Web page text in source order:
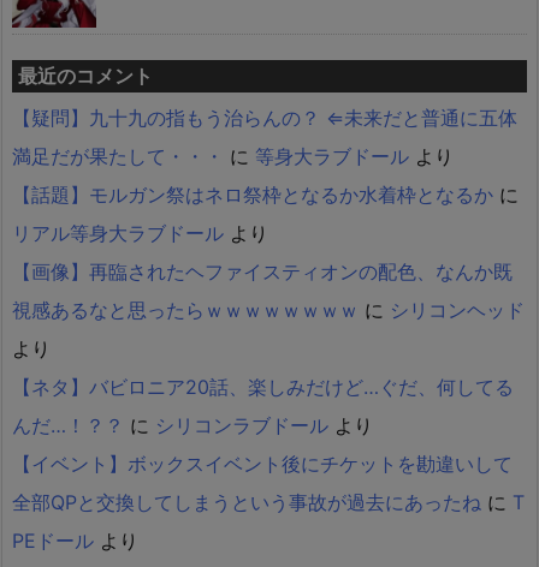
最近のコメント
【疑問】九十九の指もう治らんの？ ⇐未来だと普通に五体
満足だが果たして・・・ に 等身大ラブドール より
【話題】モルガン祭はネロ祭枠となるか水着枠となるか に
リアル等身大ラブドール より
【画像】再臨されたヘファイスティオンの配色、なんか既
視感あるなと思ったらｗｗｗｗｗｗｗｗ に シリコンヘッド
より
【ネタ】バビロニア20話、楽しみだけど…ぐだ、何してる
んだ…！？？ に シリコンラブドール より
【イベント】ボックスイベント後にチケットを勘違いして
全部QPと交換してしまうという事故が過去にあったね に T
PEドール より